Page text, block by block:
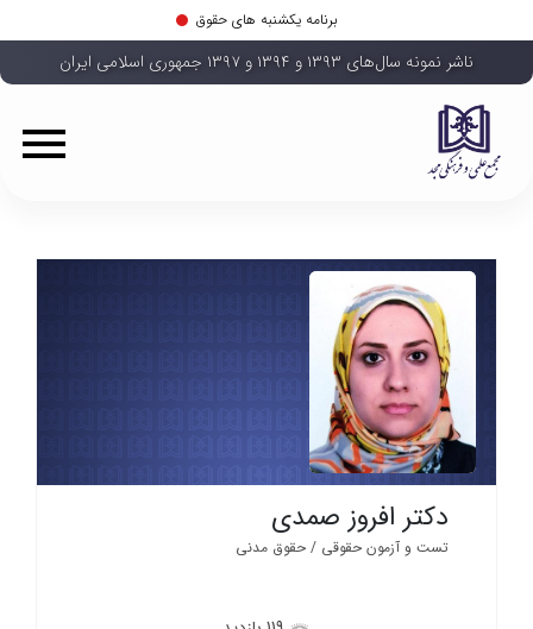
برنامه یکشنبه های حقوق
ناشر نمونه سال‌های ۱۳۹۳ و ۱۳۹۴ و ۱۳۹۷ جمهوری اسلامی ایران
دکتر افروز صمدی
تست و آزمون حقوقی / حقوق مدنی